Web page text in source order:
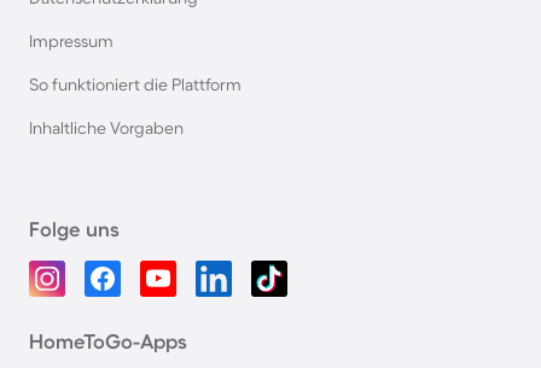
Impressum
So funktioniert die Plattform
Inhaltliche Vorgaben
Folge uns
HomeToGo-Apps